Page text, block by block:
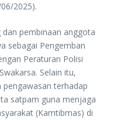
2025).
pembinaan anggota
sebagai Pengemban
Peraturan Polisi
Selain itu,
terhadap
satpam guna menjaga
(Kamtibmas) di